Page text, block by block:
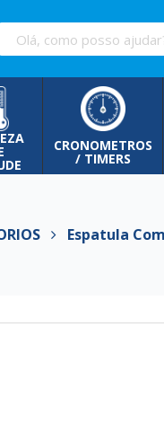
CRONOMETROS
/ TIMERS
Espatula Com